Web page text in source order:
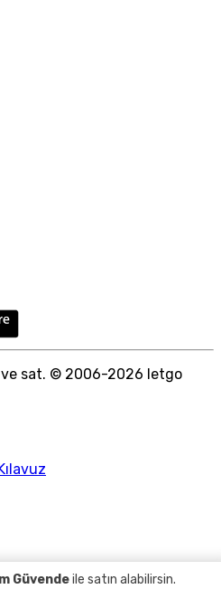
Güvendeile satın alabilirsin.
ve sat. © 2006-2026 letgo